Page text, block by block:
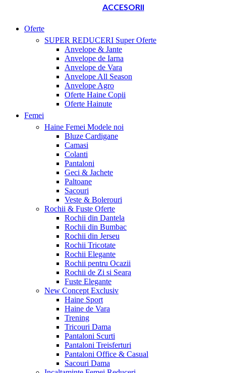
ACCESORII
Oferte
SUPER REDUCERI Super Oferte
Anvelope & Jante
Anvelope de Iarna
Anvelope de Vara
Anvelope All Season
Anvelope Agro
Oferte Haine Copii
Oferte Hainute
Femei
Haine Femei Modele noi
Bluze Cardigane
Camasi
Colanti
Pantaloni
Geci & Jachete
Paltoane
Sacouri
Veste & Bolerouri
Rochii & Fuste Oferte
Rochii din Dantela
Rochii din Bumbac
Rochii din Jerseu
Rochii Tricotate
Rochii Elegante
Rochii pentru Ocazii
Rochii de Zi si Seara
Fuste Elegante
New Concept Exclusiv
Haine Sport
Haine de Vara
Trening
Tricouri Dama
Pantaloni Scurti
Pantaloni Treisferturi
Pantaloni Office & Casual
Sacouri Dama